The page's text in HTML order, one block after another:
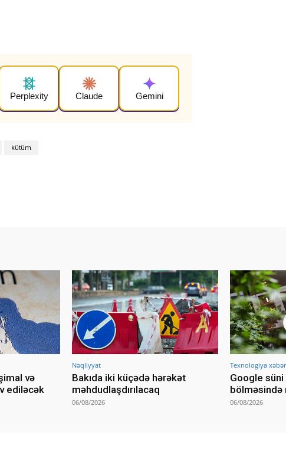
Perplexity Claude Gemini
kütüm
və
ediləcək
Nəqliyyat
Bakıda iki küçədə hərəkət
məhdudlaşdırılacaq
06/08/2026
Texnologiya
Google
bölməsində
06/08/2026